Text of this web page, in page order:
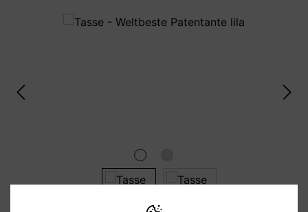
Bildergalerie überspringen